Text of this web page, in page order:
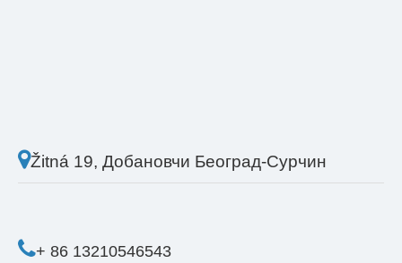
Žitná 19, Добановчи Београд-Сурчин
+ 86 13210546543